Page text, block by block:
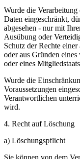
Wurde die Verarbeitung
Daten eingeschränkt,
abgesehen - nur mit
Ausübung oder
Schutz der Rechte
oder aus Gründen
oder eines
Wurde die
Voraussetzungen
Verantwortlichen
wird.
4. Recht auf Löschung
a) Löschungspflicht
Sie können von dem